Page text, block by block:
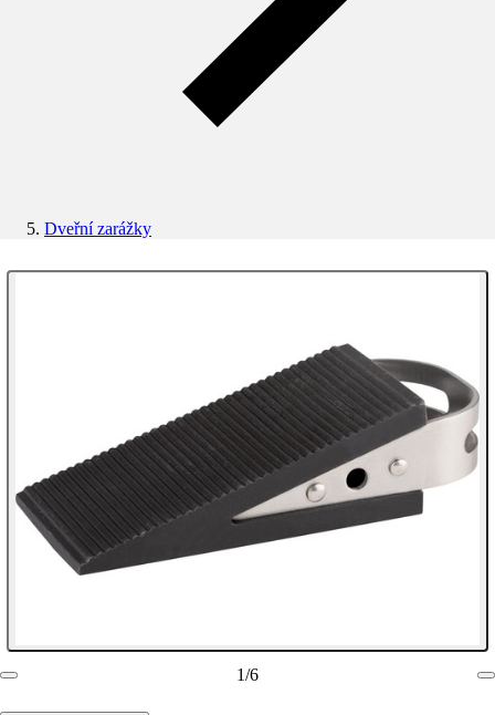
Dveřní zarážky
1/6